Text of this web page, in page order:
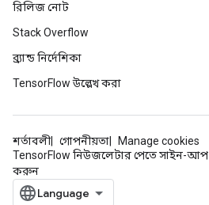
রিলিজ নোট
Stack Overflow
ব্র্যান্ড নির্দেশিকা
TensorFlow উল্লেখ করা
শর্তাবলী গোপনীয়তা
Manage cookies
TensorFlow নিউজলেটার পেতে সাইন-আপ
করুন